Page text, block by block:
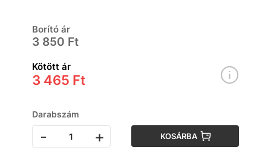
Borító ár
3 850 Ft
Kötött ár
3 465 Ft
Darabszám
- + KOSÁRBA